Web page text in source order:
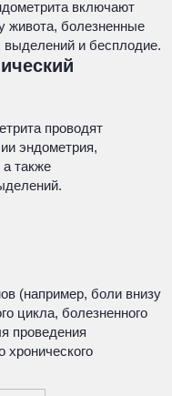
включают
живота, болезненные
выделений и бесплодие.
проводят
эндометрия,
а также
(например, боли внизу
цикла, болезненного
проведения
хронического